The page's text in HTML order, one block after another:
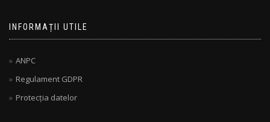
INFORMAȚII UTILE
ANPC
Regulament GDPR
Protecția datelor